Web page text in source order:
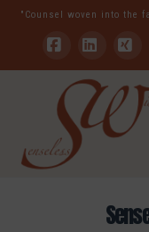
"Counsel woven into the
FacebookLinkedIn